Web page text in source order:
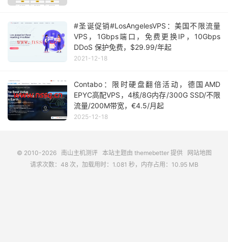
#圣诞促销#LosAngelesVPS：美国不限流量
VPS，1Gbps端口，免费更换IP，10Gbps
DDoS 保护免费，$29.99/年起
2021-12-18
Contabo：限时硬盘翻倍活动，德国AMD
EPYC高配VPS，4核/8G内存/300G SSD/不限
流量/200M带宽，€4.5/月起
2025-12-18
© 2010-2026 南山主机测评本站主题由 themebetter提供
网站地图
请求次数：48 次，加载用时：1.081 秒，内存占用：10.95 MB